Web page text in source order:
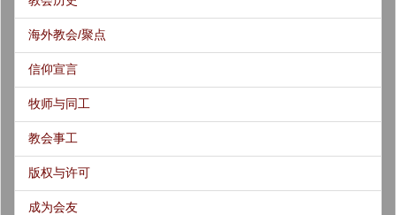
海外教会/聚点
信仰宣言
牧师与同工
教会事工
版权与许可
成为会友